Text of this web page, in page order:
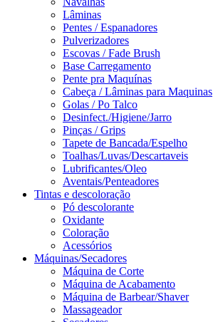
Lâminas
Pentes / Espanadores
Pulverizadores
Escovas / Fade Brush
Base Carregamento
Pente pra Maquínas
Cabeça / Lâminas para Maquinas
Golas / Po Talco
Desinfect./Higiene/Jarro
Pinças / Grips
Tapete de Bancada/Espelho
Toalhas/Luvas/Descartaveis
Lubrificantes/Oleo
Aventais/Penteadores
Tintas e descoloração
Pó descolorante
Oxidante
Coloração
Acessórios
Máquinas/Secadores
Máquina de Corte
Máquina de Acabamento
Máquina de Barbear/Shaver
Massageador